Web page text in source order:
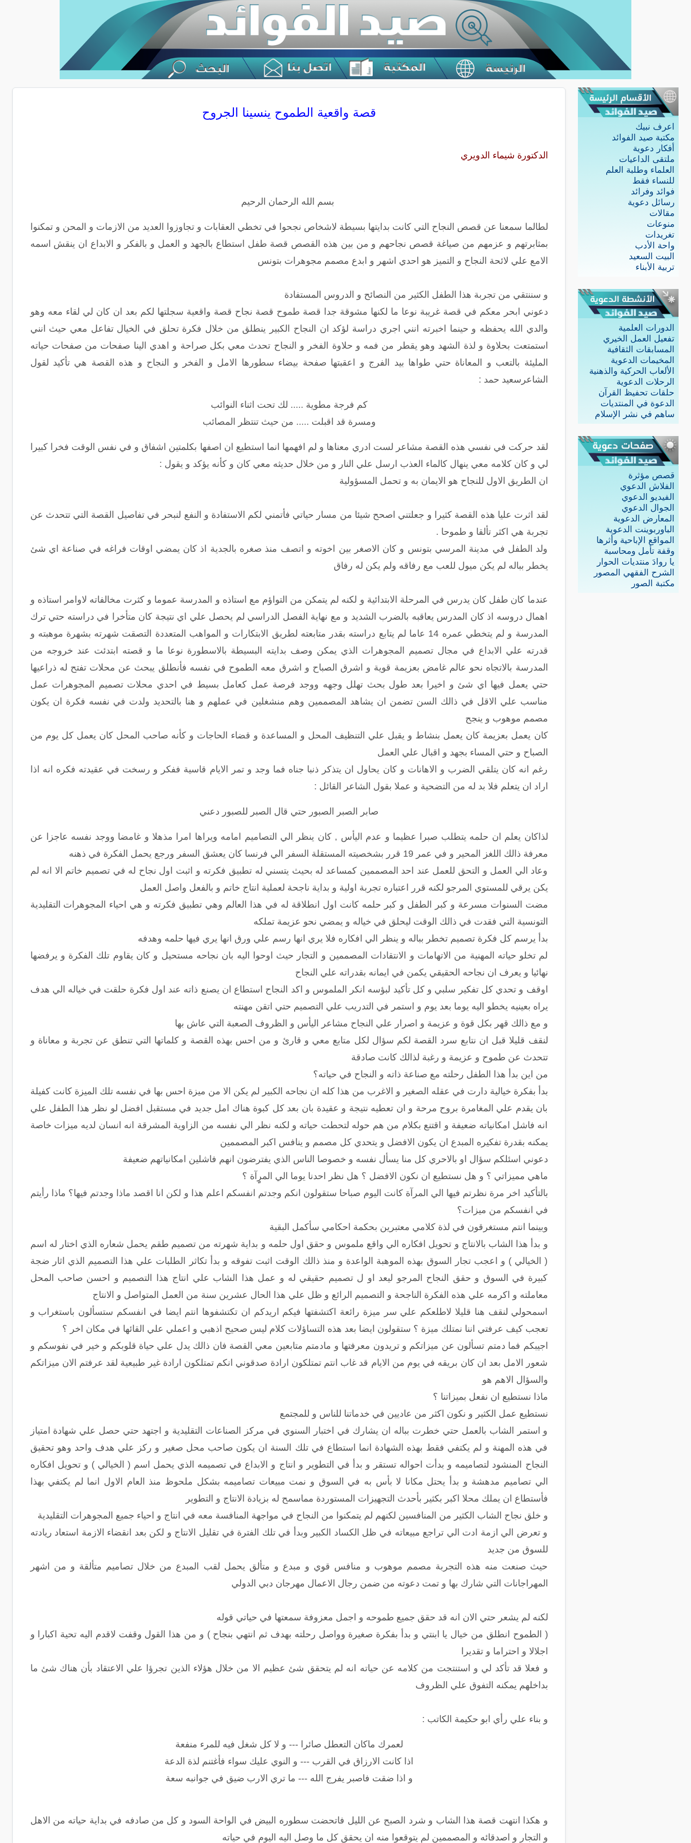
اعرف نبيك
مكتبة صيد الفوائد
أفكار دعوية
ملتقى الداعيات
العلماء وطلبة العلم
للنساء فقط
فوائد وفرائد
رسائل دعوية
مقالات
منوعات
تغريدات
واحة الأدب
البيت السعيد
تربية الأبناء
الدورات العلمية
تفعيل العمل الخيري
المسابقات الثقافية
المخيمات الدعوية
الألعاب الحركية والذهنية
الرحلات الدعوية
حلقات تحفيظ القرآن
الدعوة في المنتديات
ساهم في نشر الإسلام
قصص مؤثرة
الفلاش الدعوي
الفيديو الدعوي
الجوال الدعوي
المعارض الدعوية
الباوربوينت الدعوية
المواقع الإباحية وأثرها
وقفة تأمل ومحاسبة
يا روادَ منتديات الحوار
الشرح الفقهي المصور
مكتبة الصور
قصة واقعية الطموح ينسينا الجروح
الدكتورة شيماء الدويري
بسم الله الرحمان الرحيم
لطالما سمعنا عن قصص النجاح التي كانت بدايتها بسيطة لاشخاص نجحوا في تخطي العقابات و تجاوزوا العديد من الازمات و المحن و تمكنوا
بمثابرتهم و عزمهم من صياغة قصص نجاحهم و من بين هذه القصص قصة طفل استطاع بالجهد و العمل و بالفكر و الابداع ان ينقش اسمه
الامع علي لائحة النجاح و التميز هو احدي اشهر و ابدع مصمم مجوهرات بتونس
و سننتقي من تجربة هذا الطفل الكثير من النصائح و الدروس المستفادة
دعوني ابحر معكم في قصة غريبة نوعا ما لكنها مشوقة جدا قصة طموح قصة نجاح قصة واقعية سجلتها لكم بعد ان كان لي لقاء معه وهو
والدي الله يحفظه و حينما اخبرته انني اجري دراسة لؤكد ان النجاح الكبير ينطلق من خلال فكرة تحلق في الخيال تفاعل معي حيث انني
استمتعت بحلاوة و لذة الشهد وهو يقطر من فمه و حلاوة الفخر و النجاح تحدث معي بكل صراحة و اهدي الينا صفحات من صفحات حياته
المليئة بالتعب و المعاناة حتي طواها بيد الفرج و اعقبتها صفحة بيضاء سطورها الامل و الفخر و النجاح و هذه القصة هي تأكيد لقول
الشاعرسعيد حمد :
كم فرجة مطوية ..... لك تحت اثناء النوائب
ومسرة قد اقبلت ..... من حيث تنتظر المصائب
لقد حركت في نفسي هذه القصة مشاعر لست ادري معناها و لم افهمها انما استطيع ان اصفها بكلمتين اشفاق و في نفس الوقت فخرا كبيرا
لي و كان كلامه معي ينهال كالماء العذب ارسل علي النار و من خلال حديثه معي كان و كأنه يؤكد و يقول :
ان الطريق الاول للنجاح هو الايمان به و تحمل المسؤولية
لقد اثرت عليا هذه القصة كثيرا و جعلتني اصحح شيئا من مسار حياتي فأتمني لكم الاستفادة و النفع لنبحر في تفاصيل القصة التي تتحدث عن
تجربة هي اكثر تألقا و طموحا .
ولد الطفل في مدينة المرسي بتونس و كان الاصغر بين اخوته و اتصف منذ صغره بالجدية اذ كان يمضي اوقات فراغه في صناعة اي شئ
يخطر بباله لم يكن ميول للعب مع رفاقه ولم يكن له رفاق
عندما كان طفل كان يدرس في المرحلة الابتدائية و لكنه لم يتمكن من التواؤم مع استاذه و المدرسة عموما و كثرت مخالفاته لاوامر استاذه و
اهمال دروسه اذ كان المدرس يعاقبه بالضرب الشديد و مع نهاية الفصل الدراسي لم يحصل علي اي نتيجة كان متأخرا في دراسته حتي ترك
المدرسة و لم يتخطي عمره 14 عاما لم يتابع دراسته بقدر متابعته لطريق الابتكارات و المواهب المتعددة التصقت شهرته بشهرة موهبته و
قدرته علي الابداع في مجال تصميم المجوهرات الذي يمكن وصف بدايته البسيطة بالاسطورة نوعا ما و قصته ابتدئت عند خروجه من
المدرسة بالاتجاه نحو عالم غامض بعزيمة قوية و اشرق الصباح و اشرق معه الطموح في نفسه فأنطلق يبحث عن محلات تفتح له ذراعيها
حتي يعمل فيها اي شئ و اخيرا بعد طول بحث تهلل وجهه ووجد فرصة عمل كعامل بسيط في احدي محلات تصميم المجوهرات عمل
مناسب علي الاقل في ذالك السن تضمن ان يشاهد المصممين وهم منشغلين في عملهم و هنا بالتحديد ولدت في نفسه فكرة ان يكون
مصمم موهوب و ينجح
كان يعمل بعزيمة كان يعمل بنشاط و يقبل علي التنظيف المحل و المساعدة و قضاء الحاجات و كأنه صاحب المحل كان يعمل كل يوم من
الصباح و حتي المساء بجهد و اقبال علي العمل
رغم انه كان يتلقي الضرب و الاهانات و كان يحاول ان يتذكر ذنبا جناه فما وجد و تمر الايام قاسية ففكر و رسخت في عقيدته فكره انه اذا
اراد ان يتعلم فلا بد له من التضحية و عملا بقول الشاعر القائل :
صابر الصبر الصبور حتي قال الصبر للصبور دعني
لذاكان يعلم ان حلمه يتطلب صبرا عظيما و عدم اليأس , كان ينظر الي التصاميم امامه ويراها امرا مذهلا و غامضا ووجد نفسه عاجزا عن
معرفة ذالك اللغز المحير و في عمر 19 قرر بشخصيته المستقلة السفر الي فرنسا كان يعشق السفر ورجع يحمل الفكرة في ذهنه
وعاد الي العمل و التحق للعمل عند احد المصممين كمساعد له بحيث يتسني له تطبيق فكرته و اثبت اول نجاح له في تصميم خاتم الا انه لم
يكن يرقي للمستوي المرجو لكنه قرر اعتباره تجربة اولية و بداية ناجحة لعملية انتاج خاتم و بالفعل واصل العمل
مضت السنوات مسرعة و كبر الطفل و كبر حلمه كانت اول انطلاقة له في هذا العالم وهي تطبيق فكرته و هي احياء المجوهرات التقليدية
التونسية التي فقدت في ذالك الوقت ليحلق في خياله و يمضي نحو عزيمة تملكه
بدأ يرسم كل فكرة تصميم تخطر بباله و ينظر الي افكاره فلا يري انها رسم علي ورق انها يري فيها حلمه وهدفه
لم تخلو حياته المهنية من الاتهامات و الانتقادات المصممين و التجار حيث اوحوا اليه بان نجاحه مستحيل و كان يقاوم تلك الفكرة و يرفضها
نهائيا و يعرف ان نجاحه الحقيقي يكمن في ايمانه بقدراته علي النجاح
اوقف و تحدي كل تفكير سلبي و كل تأكيد لبؤسه انكر الملموس و اكد النجاح استطاع ان يصنع ذاته عند اول فكرة حلقت في خياله الي هدف
يراه بعينيه يخطو اليه يوما بعد يوم و استمر في التدريب علي التصميم حتي اتقن مهنته
و مع ذالك قهر بكل قوة و عزيمة و اصرار علي النجاح مشاعر اليأس و الظروف الصعبة التي عاش بها
لنقف قليلا قبل ان نتابع سرد القصة لكم سؤال لكل متابع معي و قارئ و من احس بهذه القصة و كلماتها التي تنطق عن تجربة و معاناة و
تتحدث عن طموح و عزيمة و رغبة لذالك كانت صادقة
من اين بدأ هذا الطفل رحلته مع صناعة ذاته و النجاح في حياته؟
بدأ بفكرة خيالية دارت في عقله الصغير و الاغرب من هذا كله ان نجاحه الكبير لم يكن الا من ميزة احس بها في نفسه تلك الميزة كانت كفيلة
بان يقدم علي المغامرة بروح مرحة و ان تعطيه نتيجة و عقيدة بان بعد كل كبوة هناك امل جديد في مستقبل افضل لو نظر هذا الطفل علي
انه فاشل امكانياته ضعيفة و اقتنع بكلام من هم حوله لتحطت حياته و لكنه نظر الي نفسه من الزاوية المشرقة انه انسان لديه ميزات خاصة
يمكنه بقدرة تفكيره المبدع ان يكون الافضل و يتحدي كل مصمم و ينافس اكبر المصممين
دعوني اسئلكم سؤال او بالاحري كل منا يسأل نفسه و خصوصا الناس الذي يفترضون انهم فاشلين امكانياتهم ضعيفة
ماهي مميزاتي ؟ و هل نستطيع ان نكون الافضل ؟ هل نظر احدنا يوما الي المرٍِِآة ؟
بالتأكيد اخر مرة نظرتم فيها الي المرآة كانت اليوم صباحا ستقولون انكم وجدتم انفسكم اعلم هذا و لكن انا اقصد ماذا وجدتم فيها؟ ماذا رأيتم
في انفسكم من ميزات؟
وبينما انتم مستغرقون في لذة كلامي معتبرين بحكمة احكامي سأكمل البقية
و بدأ هذا الشاب بالانتاج و تحويل افكاره الي واقع ملموس و حقق اول حلمه و بداية شهرته من تصميم طقم يحمل شعاره الذي اختار له اسم
( الخيالي ) و اعجب تجار السوق بهذه الموهبة الواعدة و منذ ذالك الوقت اثبت تفوقه و بدأ تكاثر الطلبات علي هذا التصميم الذي اثار ضجة
كبيرة في السوق و حقق النجاح المرجو ليعد او ل تصميم حقيقي له و عمل هذا الشاب علي انتاج هذا التصميم و احسن صاحب المحل
معاملته و اكرمه علي هذه الفكرة الناجحة و التصميم الرائع و ظل علي هذا الحال عشرين سنة من العمل المتواصل و الانتاج
اسمحولي لنقف هنا قليلا لاطلعكم علي سر ميزة رائعة اكتشفتها فيكم اريدكم ان تكتشفوها انتم ايضا في انفسكم ستسألون باستغراب و
تعجب كيف عرفتي اننا نمتلك ميزة ؟ ستقولون ايضا بعد هذه التساؤلات كلام ليس صحيح اذهبي و اعملي علي القائها في مكان اخر ؟
اجيبكم فما دمتم تسألون عن ميزاتكم و تريدون معرفتها و مادمتم متابعين معي القصة فان ذالك يدل علي حياة قلوبكم و خير في نفوسكم و
شعور الامل بعد ان كان بريقه في يوم من الايام قد غاب انتم تمتلكون ارادة صدقوني انكم تمتلكون ارادة غير طبيعية لقد عرفتم الان ميزاتكم
والسؤال الاهم هو
ماذا نستطيع ان نفعل بميزاتنا ؟
نستطيع عمل الكثير و نكون اكثر من عاديين في خدماتنا للناس و للمجتمع
و استمر الشاب بالعمل حتي خطرت بباله ان يشارك في اختبار السنوي في مركز الصناعات التقليدية و اجتهد حتي حصل علي شهادة امتياز
في هذه المهنة و لم يكتفي فقط بهذه الشهادة انما استطاع في تلك السنة ان يكون صاحب محل صغير و ركز علي هدف واحد وهو تحقيق
النجاح المنشود لتصاميمه و بدأت احواله تستقر و بدأ في التطوير و انتاج و الابداع في تصميمه الذي يحمل اسم ( الخيالي ) و تحويل افكاره
الي تصاميم مدهشة و بدأ يحتل مكانا لا بأس به في السوق و نمت مبيعات تصاميمه بشكل ملحوظ منذ العام الاول انما لم يكتفي بهذا
فأستطاع ان يملك محلا اكبر بكثير بأحدث التجهيزات المستوردة مماسمح له بزيادة الانتاج و التطوير
و خلق نجاح الشاب الكثير من المنافسين لكنهم لم يتمكنوا من النجاح في مواجهة المنافسة معه في انتاج و احياء جميع المجوهرات التقليدية
و تعرض الي ازمة ادت الي تراجع مبيعاته في ظل الكساد الكبير وبدأ في تلك الفترة في تقليل الانتاج و لكن بعد انقضاء الازمة استعاد ريادته
للسوق من جديد
حيث صنعت منه هذه التجربة مصمم موهوب و منافس قوي و مبدع و متألق يحمل لقب المبدع من خلال تصاميم متألقة و من اشهر
المهراجانات التي شارك بها و تمت دعوته من ضمن رجال الاعمال مهرجان دبي الدولي
لكنه لم يشعر حتي الان انه قد حقق جميع طموحه و اجمل معزوفة سمعتها في حياتي قوله
( الطموح انطلق من خيال يا ابنتي و بدأ بفكرة صغيرة وواصل رحلته بهدف ثم انتهي بنجاح ) و من هذا القول وقفت لاقدم اليه تحية اكبارا و
اجلالا و احتراما و تقديرا
و فعلا قد تأكد لي و استنتجت من كلامه عن حياته انه لم يتحقق شئ عظيم الا من خلال هؤلاء الذين تجرؤا علي الاعتقاد بأن هناك شئ ما
بداخلهم يمكنه التفوق علي الظروف
و بناء علي رأي ابو حكيمة الكاتب :
لعمرك ماكان التعطل صائرا --- و لا كل شغل فيه للمرء منفعة
اذا كانت الارزاق في القرب --- و النوي عليك سواء فأغتنم لذة الدعة
و اذا ضقت فاصبر يفرج الله --- ما تري الارب ضيق في جوانبه سعة
و هكذا انتهت قصة هذا الشاب و شرد الصبح عن الليل فاتحضت سطوره البيض في الواحة السود و كل من صادفه في بداية حياته من الاهل
و التجار و اصدقائه و المصممين لم يتوقعوا منه ان يحقق كل ما وصل اليه اليوم في حياته